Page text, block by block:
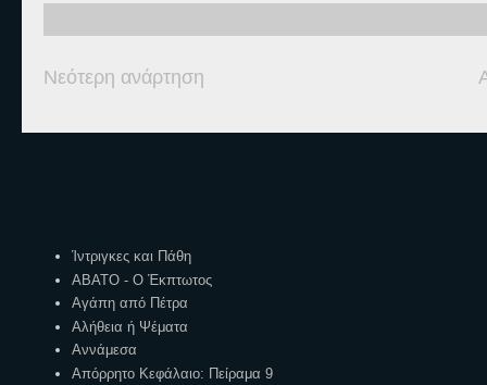
Νεότερη ανάρτηση
Ίντριγκες και Πάθη
ΑΒΑΤΟ - Ο Έκπτωτος
Αγάπη από Πέτρα
Αλήθεια ή Ψέματα
Αννάμεσα
Απόρρητο Κεφάλαιο: Πείραμα 9